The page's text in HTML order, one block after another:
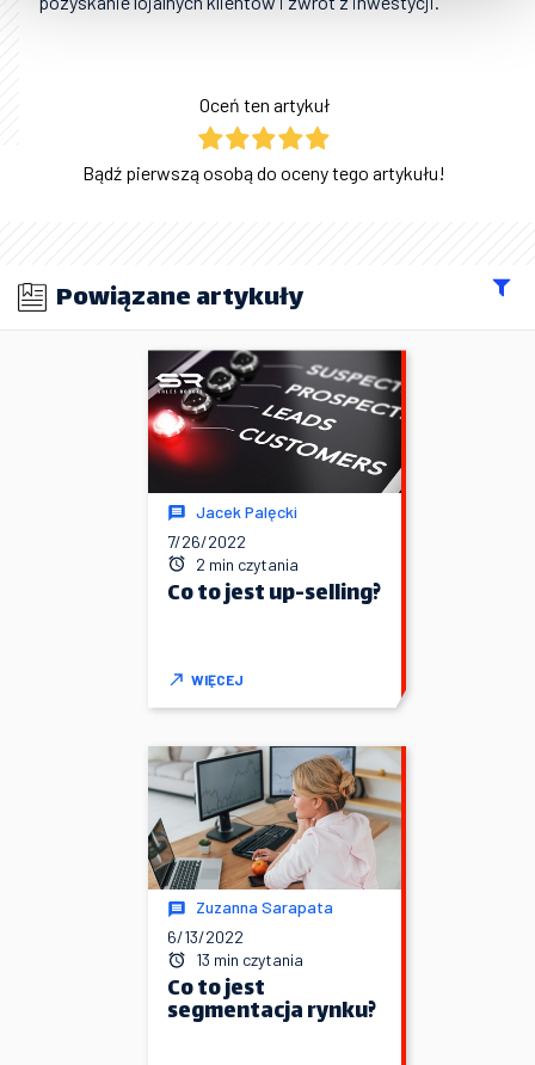
Oceń ten artykuł
Bądź pierwszą osobą do oceny tego artykułu!
Powiązane artykuły
Jacek Palęcki
7/26/2022
2 min czytania
Co to jest up-selling?
WIĘCEJ
Zuzanna Sarapata
6/13/2022
13 min czytania
Co to jest
segmentacja rynku?